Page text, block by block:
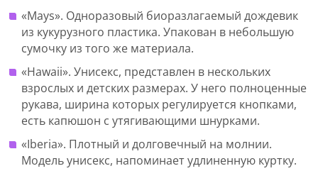
«Mays». Одноразовый биоразлагаемый дождевик
из кукурузного пластика. Упакован в небольшую
сумочку из того же материала.
«Hawaii». Унисекс, представлен в нескольких
взрослых и детских размерах. У него полноценные
рукава, ширина которых регулируется кнопками,
есть капюшон с утягивающими шнурками.
«Iberia». Плотный и долговечный на молнии.
Модель унисекс, напоминает удлиненную куртку.